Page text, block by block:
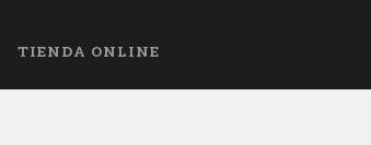
TIENDA ONLINE